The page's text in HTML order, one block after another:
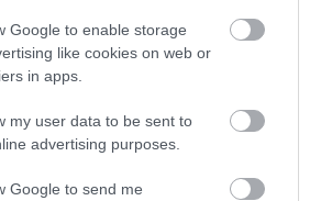
Google to enable storage
like cookies on web or
in apps.
my user data to be sent to
advertising purposes.
Google to send me
αυξομειώσεων
εντός των 60